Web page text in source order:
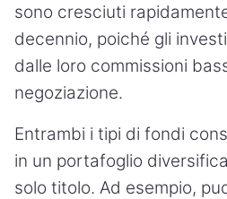
sono cresciuti
decennio, poiché gli
dalle loro commissioni
negoziazione.
Entrambi i tipi di fondi
in un portafoglio
solo titolo. Ad esempio,